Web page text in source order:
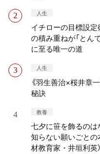
人生
イチローの目標設定
の積み重ねが「とん
に至る唯一の道
人生
《羽生善治×桜井章
秘訣
教養
七夕に笹を飾るの
知らない願いごとの
材教育家・井垣利英）